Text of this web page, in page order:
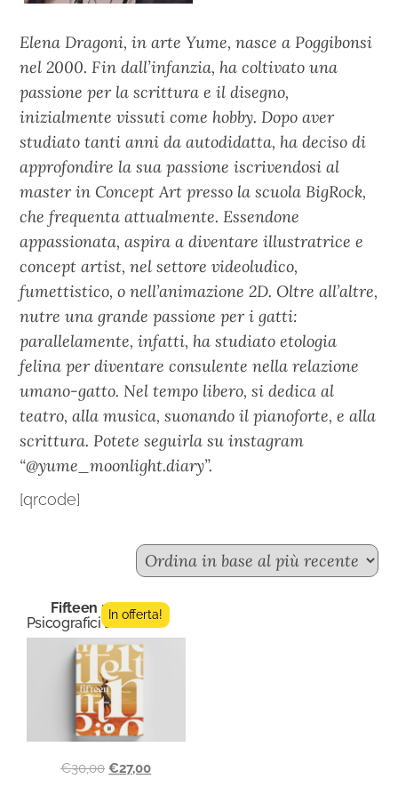
Elena Dragoni, in arte Yume, nasce a Poggibonsi
nel 2000. Fin dall’infanzia, ha coltivato una
passione per la scrittura e il disegno,
inizialmente vissuti come hobby. Dopo aver
studiato tanti anni da autodidatta, ha deciso di
approfondire la sua passione iscrivendosi al
master in Concept Art presso la scuola BigRock,
che frequenta attualmente. Essendone
appassionata, aspira a diventare illustratrice e
concept artist, nel settore videoludico,
fumettistico, o nell’animazione 2D. Oltre all’altre,
nutre una grande passione per i gatti:
parallelamente, infatti, ha studiato etologia
felina per diventare consulente nella relazione
umano-gatto. Nel tempo libero, si dedica al
teatro, alla musica, suonando il pianoforte, e alla
scrittura. Potete seguirla su instagram
“@yume_moonlight.diary”.
[qrcode]
Fifteen n.11
Psicografici Editore
In offerta!
€30,00 €27,00